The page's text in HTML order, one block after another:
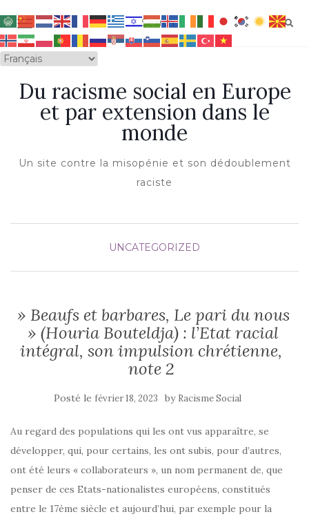
OUVRIR/FERMER LA NAVIGATION
Du racisme social en Europe
et par extension dans le
monde
Un site contre la misopénie et son dédoublement
raciste
UNCATEGORIZED
» Beaufs et barbares, Le pari du nous
» (Houria Bouteldja) : l’Etat racial
intégral, son impulsion chrétienne,
note 2
Posté le février 18, 2023 by Racisme Social
Au regard des populations qui les ont vus apparaître, se
développer, qui, pour certains, les ont subis, pour d’autres,
ont été leurs « collaborateurs », un nom permanent de, que
penser de ces Etats-nationalistes européens, constitués
entre le 17ème siècle et aujourd’hui, par exemple pour la